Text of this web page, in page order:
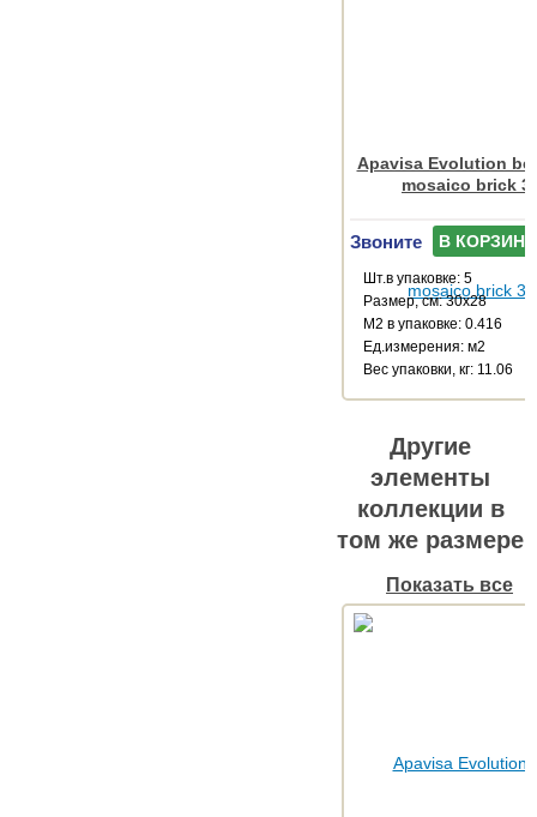
Apavisa Evolution
mosaico brick
Звоните В КОРЗИНУ
Шт.в упаковке: 5
Размер, см: 30x28
М2 в упаковке: 0.416
Ед.измерения: м2
Веc упаковки, кг: 11.06
Другие
элементы
коллекции в
том же размере
Показать все